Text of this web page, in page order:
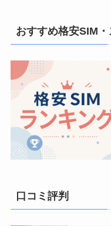
おすすめ格安SIM
口コミ評判